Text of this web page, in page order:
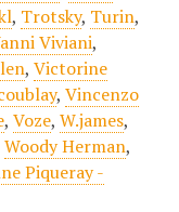
, Trotsky, Turin,
Viviani,
, Victorine
, Vincenzo
, Voze, W.james,
Woody Herman,
Piqueray -